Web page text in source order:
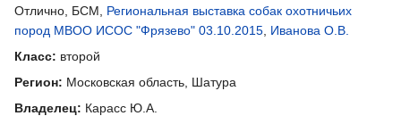
Отлично, БСМ, Региональная выставка собак охотничьих
пород МВОО ИСОС "Фрязево" 03.10.2015 Иванова О.В.
Класс: второй
Регион: Московская область, Шатура
Владелец: Карасс Ю.А.